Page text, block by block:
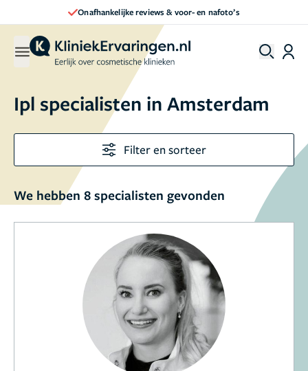
Onafhankelijke reviews & voor- en nafoto’s
Ipl specialisten in Amsterdam
Filter en sorteer
We hebben 8 specialisten gevonden